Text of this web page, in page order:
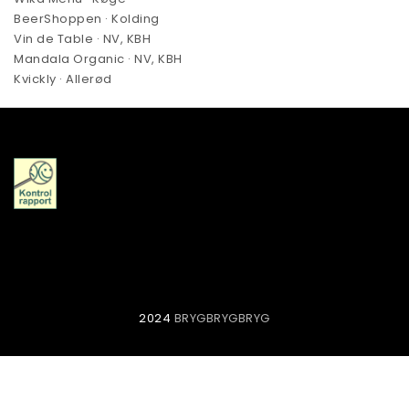
BeerShoppen · Kolding
Vin de Table · NV, KBH
Mandala Organic · NV, KBH
Kvickly · Allerød
2024 BRYGBRYGBRYG